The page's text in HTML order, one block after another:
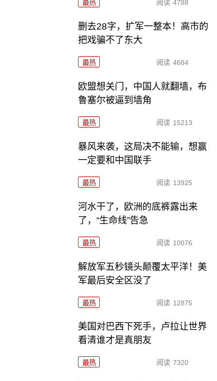
最热 阅读 4788
删去28字，扩军一整本！高市的
把戏骗不了东大
最热 阅读 4684
欧盟想关门，中国人就翻墙，布
鲁塞尔被逼到墙角
最热 阅读 15213
暴风来袭，这局决不能输，想赢
一定要和中国联手
最热 阅读 13925
河水干了，欧洲的底裤露出来
了，“生命线”告急
最热 阅读 10076
解放军五秒镜头颠覆太平洋！美
军最后安全区没了
最热 阅读 12875
美国对巴西下死手，卢拉让世界
看清谁才是真朋友
最热 阅读 7320